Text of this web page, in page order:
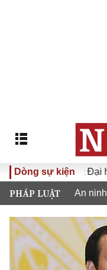
Dòng sự kiện
Nghị quyết Đại hội
PHÁP LUẬT An